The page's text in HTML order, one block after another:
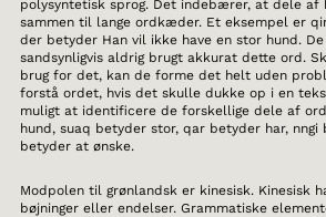
polysyntetisk sprog. Det indebærer, at dele af
sammen til lange ordkæder. Et eksempel er
der betyder Han vil ikke have en stor hund.
sandsynligvis aldrig brugt akkurat dette ord.
brug for det, kan de forme det helt uden
forstå ordet, hvis det skulle dukke op i en
muligt at identificere de forskellige dele af
hund, suaq betyder stor, qar betyder har, nngi
betyder at ønske.
Modpolen til grønlandsk er kinesisk. Kinesisk
bøjninger eller endelser. Grammatiske